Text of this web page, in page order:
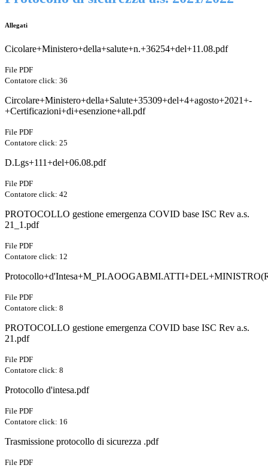
Allegati
Cicolare+Ministero+della+salute+n.+36254+del+11.08.pdf
File PDF
Contatore click: 36
Circolare+Ministero+della+Salute+35309+del+4+agosto+2021+-
+Certificazioni+di+esenzione+all.pdf
File PDF
Contatore click: 25
D.Lgs+111+del+06.08.pdf
File PDF
Contatore click: 42
PROTOCOLLO gestione emergenza COVID base ISC Rev a.s.
21_1.pdf
File PDF
Contatore click: 12
File PDF
Contatore click: 8
PROTOCOLLO gestione emergenza COVID base ISC Rev a.s.
21.pdf
File PDF
Contatore click: 8
Protocollo d'intesa.pdf
File PDF
Contatore click: 16
Trasmissione protocollo di sicurezza .pdf
File PDF